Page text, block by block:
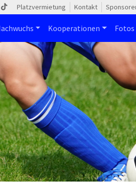
Platzvermietung Kontakt
Kooperationen Fotos